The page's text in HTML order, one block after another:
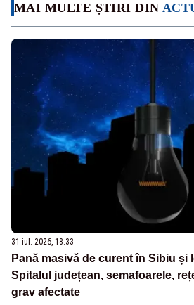
MAI MULTE ȘTIRI DIN
31 iul. 2026, 18:33
Pană masivă de curent în Sibiu și
Spitalul județean, semafoarele,
grav afectate